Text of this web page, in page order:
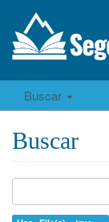
Buscar
Buscar